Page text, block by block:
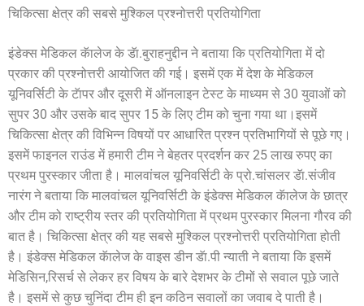
चिकित्सा क्षेत्र की सबसे मुश्किल प्रश्नोत्तरी प्रतियोगिता
इंडेक्स मेडिकल कॅालेज के डॅा.बुराहनुद्दीन ने बताया कि प्रतियोगिता में दो
प्रकार की प्रश्नोत्तरी आयोजित की गई। इसमें एक में देश के मेडिकल
यूनिवर्सिटी के टॅापर और दूसरी में ऑनलाइन टेस्ट के माध्यम से 30 युवाओं को
सुपर 30 और उसके बाद सुपर 15 के लिए टीम को चुना गया था।इसमें
चिकित्सा क्षेत्र की विभिन्न विषयों पर आधारित प्रश्न प्रतिभागियों से पूछे गए।
इसमें फाइनल राउंड में हमारी टीम ने बेहतर प्रदर्शन कर 25 लाख रुपए का
प्रथम पुरस्कार जीता है। मालवांचल यूनिवर्सिटी के प्रो.चांसलर डॅा.संजीव
नारंग ने बताया कि मालवांचल यूनिवर्सिटी के इंडेक्स मेडिकल कॅालेज के छात्र
और टीम को राष्ट्रीय स्तर की प्रतियोगिता में प्रथम पुरस्कार मिलना गौरव की
बात है। चिकित्सा क्षेत्र की यह सबसे मुश्किल प्रश्नोत्तरी प्रतियोगिता होती
है। इंडेक्स मेडिकल कॅालेज के वाइस डीन डॅा.पी न्याती ने बताया कि इसमें
मेडिसिन,रिसर्च से लेकर हर विषय के बारे देशभर के टीमों से सवाल पूछे जाते
है। इसमें से कुछ चुनिंदा टीम ही इन कठिन सवालों का जवाब दे पाती है।